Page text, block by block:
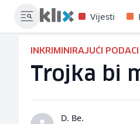
Vijesti
INKRIMINIRAJUĆI PODACI
Trojka bi
D. Be.